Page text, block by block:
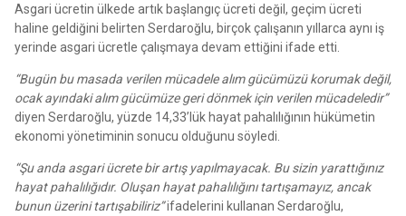
Asgari ücretin ülkede artık başlangıç ücreti değil, geçim ücreti
haline geldiğini belirten Serdaroğlu, birçok çalışanın yıllarca aynı iş
yerinde asgari ücretle çalışmaya devam ettiğini ifade etti.
“Bugün bu masada verilen mücadele alım gücümüzü korumak değil,
ocak ayındaki alım gücümüze geri dönmek için verilen mücadeledir”
diyen Serdaroğlu, yüzde 14,33’lük hayat pahalılığının hükümetin
ekonomi yönetiminin sonucu olduğunu söyledi.
“Şu anda asgari ücrete bir artış yapılmayacak. Bu sizin yarattığınız
hayat pahalılığıdır. Oluşan hayat pahalılığını tartışamayız, ancak
bunun üzerini tartışabiliriz”ifadelerini kullanan Serdaroğlu,